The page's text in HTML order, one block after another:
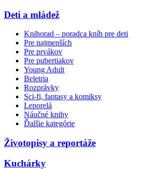
Deti a mládež
Knihorad – poradca kníh pre deti
Pre najmenších
Pre prvákov
Pre pubertiakov
Young Adult
Beletria
Rozprávky
Sci-fi, fantasy a komiksy
Leporelá
Náučné knihy
Ďalšie kategórie
Životopisy a reportáže
Kuchárky